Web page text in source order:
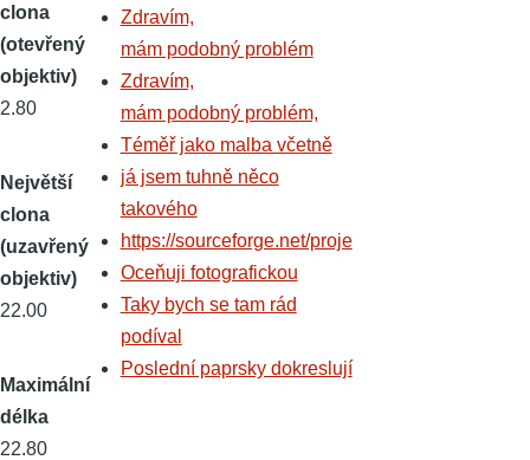
clona
(otevřený
objektiv)
2.80
Největší
clona
(uzavřený
objektiv)
22.00
Maximální
délka
22.80
Zdravím,
mám podobný problém
Zdravím,
mám podobný problém,
Téměř jako malba včetně
já jsem tuhně něco
takového
https://sourceforge.net/proje
Oceňuji fotografickou
Taky bych se tam rád
podíval
Poslední paprsky dokreslují